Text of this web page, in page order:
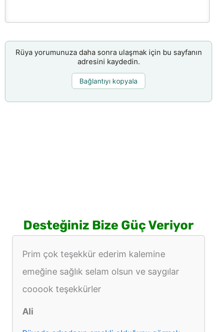
Rüya yorumunuza daha sonra ulaşmak için bu sayfanın
adresini kaydedin.
Bağlantıyı kopyala
Desteğiniz Bize Güç Veriyor
Prim çok teşekkür ederim kalemine
emeğine sağlık selam olsun ve saygılar
cooook teşekkürler
Ali